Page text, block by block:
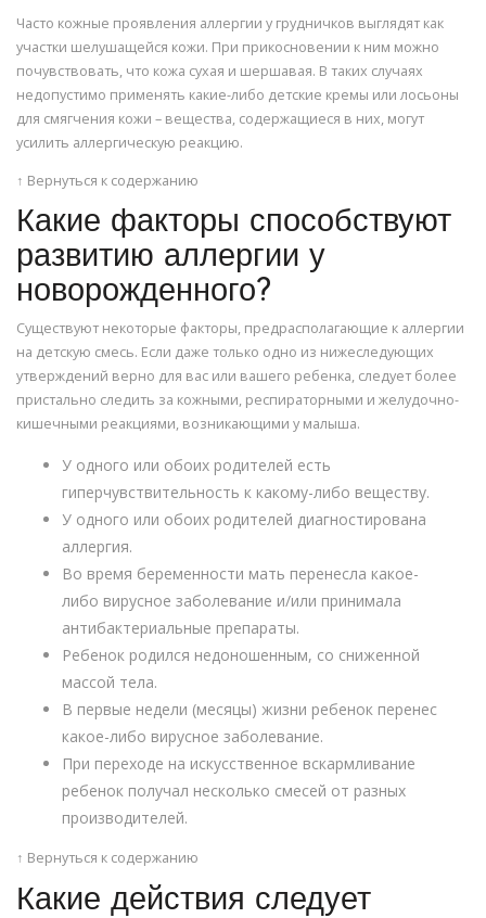
Часто кожные проявления аллергии у грудничков выглядят как
участки шелушащейся кожи. При прикосновении к ним можно
почувствовать, что кожа сухая и шершавая. В таких случаях
недопустимо применять какие-либо детские кремы или лосьоны
для смягчения кожи – вещества, содержащиеся в них, могут
усилить аллергическую реакцию.
↑ Вернуться к содержанию
Какие факторы способствуют
развитию аллергии у
новорожденного?
Существуют некоторые факторы, предрасполагающие к аллергии
на детскую смесь. Если даже только одно из нижеследующих
утверждений верно для вас или вашего ребенка, следует более
пристально следить за кожными, респираторными и желудочно-
кишечными реакциями, возникающими у малыша.
У одного или обоих родителей есть
гиперчувствительность к какому-либо веществу.
У одного или обоих родителей диагностирована
аллергия.
Во время беременности мать перенесла какое-
либо вирусное заболевание и/или принимала
антибактериальные препараты.
Ребенок родился недоношенным, со сниженной
массой тела.
В первые недели (месяцы) жизни ребенок перенес
какое-либо вирусное заболевание.
При переходе на искусственное вскармливание
ребенок получал несколько смесей от разных
производителей.
↑ Вернуться к содержанию
Какие действия следует